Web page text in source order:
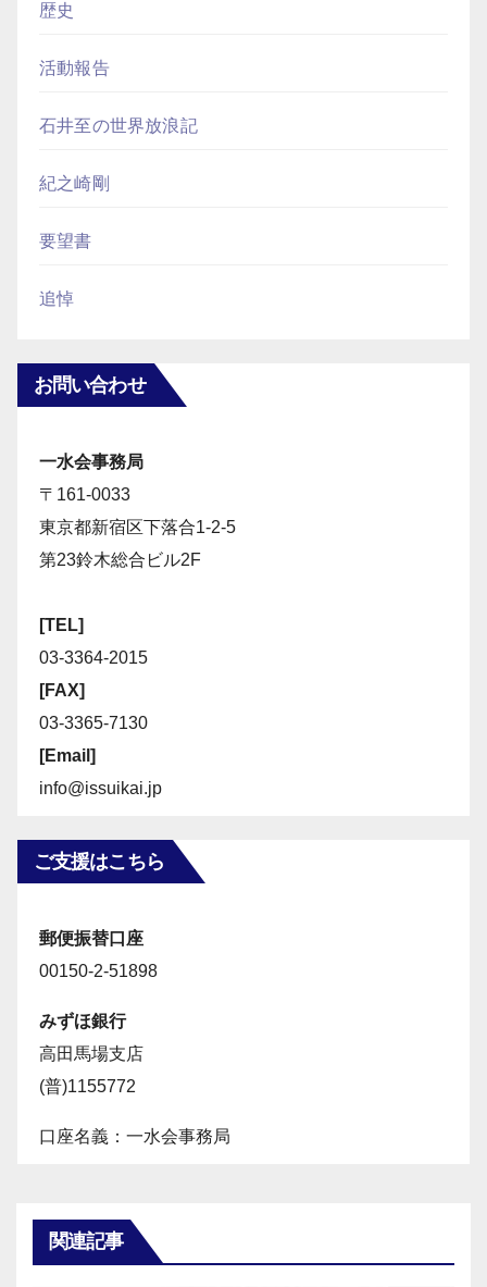
歴史
活動報告
石井至の世界放浪記
紀之崎剛
要望書
追悼
お問い合わせ
一水会事務局
〒161-0033
東京都新宿区下落合1-2-5
第23鈴木総合ビル2F
[TEL]
03-3364-2015
[FAX]
03-3365-7130
[Email]
info@issuikai.jp
ご支援はこちら
郵便振替口座
00150-2-51898
みずほ銀行
高田馬場支店
(普)1155772
口座名義：一水会事務局
関連記事